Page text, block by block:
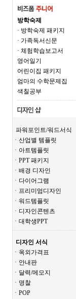
방학숙제
· 방학숙제 패키지
· 가족독서신문
· 체험학습보고서
영어일기
어린이집 패키지
엄마의 수학문제집
색칠공부
파워포인트/워드서식
ㆍ산업별 템플릿
ㆍ아트템플릿
ㆍPPT 패키지
ㆍ배경 디자인
ㆍ다이어그램
ㆍ프리미엄디자인
ㆍ워드템플릿
ㆍ디자인콘텐츠
ㆍ대학생PPT
디자인 서식
ㆍ옥외가격표
ㆍ안내판
ㆍ달력/메모지
ㆍ명찰
ㆍPOP